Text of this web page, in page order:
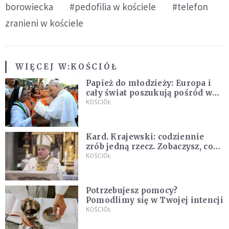
borowiecka
#pedofilia w kościele
#telefon
zranieni w kościele
WIĘCEJ W:KOŚCIÓŁ
Papież do młodzieży: Europa i
cały świat poszukują pośród was
nowych świętych
KOŚCIÓŁ
Kard. Krajewski: codziennie
zrób jedną rzecz. Zobaczysz, co
stanie się z twoim życiem
KOŚCIÓŁ
Potrzebujesz pomocy?
Pomodlimy się w Twojej intencji
KOŚCIÓŁ